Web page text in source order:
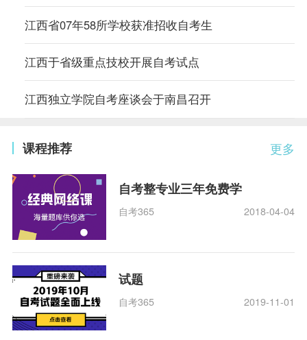
江西省07年58所学校获准招收自考生
江西于省级重点技校开展自考试点
江西独立学院自考座谈会于南昌召开
更多
课程推荐
自考整专业三年免费学
自考365 2018-04-04
试题
自考365 2019-11-01